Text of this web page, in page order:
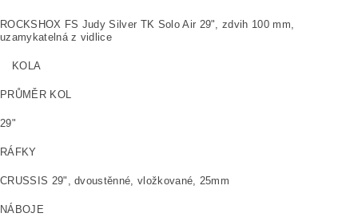
ROCKSHOX FS Judy Silver TK Solo Air 29", zdvih 100 mm,
uzamykatelná z vidlice
KOLA
PRŮMĚR KOL
29"
RÁFKY
CRUSSIS 29", dvoustěnné, vložkované, 25mm
NÁBOJE